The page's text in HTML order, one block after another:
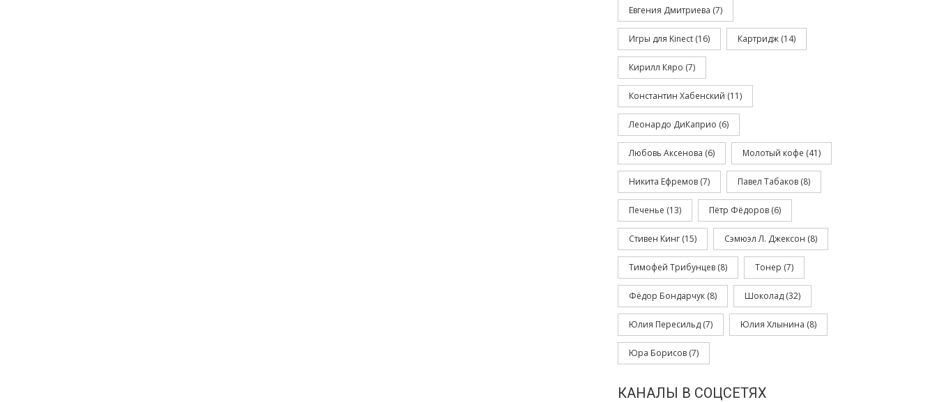
Евгения Дмитриева (7)
Игры для Kinect (16) Картридж (14)
Кирилл Кяро (7)
Константин Хабенский (11)
Леонардо ДиКаприо (6)
Любовь Аксенова (6) Молотый кофе (41)
Никита Ефремов (7) Павел Табаков (8)
Печенье (13) Пётр Фёдоров (6)
Стивен Кинг (15) Сэмюэл Л. Джексон (8)
Тимофей Трибунцев (8) Тонер (7)
Фёдор Бондарчук (8) Шоколад (32)
Юлия Пересильд (7) Юлия Хлынина (8)
Юра Борисов (7)
КАНАЛЫ В СОЦСЕТЯХ